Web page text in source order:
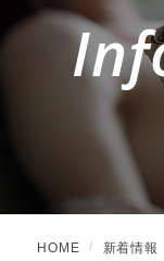
HOME 新着情報